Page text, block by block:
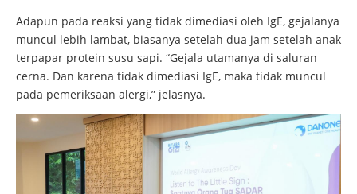
Adapun pada reaksi yang tidak dimediasi oleh IgE, gejalanya
muncul lebih lambat, biasanya setelah dua jam setelah anak
terpapar protein susu sapi. “Gejala utamanya di saluran
cerna. Dan karena tidak dimediasi IgE, maka tidak muncul
pada pemeriksaan alergi,” jelasnya.